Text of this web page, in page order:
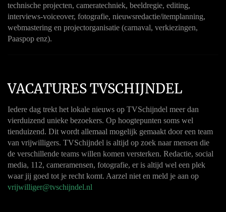
technische projecten, cameratechniek, beeldregie, editing,
interviews-voiceover, fotografie, nieuwsredactie/itemplanning,
webmastering en projectorganisatie (carnaval, verkiezingen,
Paaspop enz).
VACATURES TVSCHIJNDEL
Iedere dag trekt het lokale nieuws op TVSchijndel meer dan
vierduizend unieke bezoekers. Op hoogtepunten soms wel
tienduizend. Dit wordt allemaal mogelijk gemaakt door een team
van vrijwilligers. TVSchijndel is altijd op zoek naar mensen die
de verschillende teams willen komen versterken. Redactie, social
media, 112, cameramensen, fotografie, er is altijd wel een plek
waar jij goed tot je recht komt. Aarzel niet en meld je aan op
vrijwilliger@tvschijndel.nl